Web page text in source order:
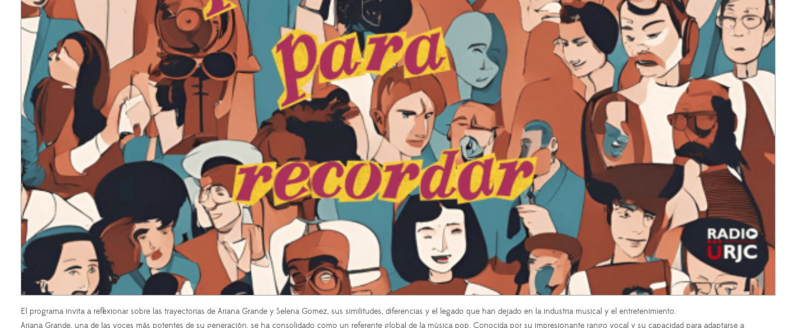
El programa invita a reflexionar sobre las trayectorias de Ariana Grande y Selena Gomez, sus similitudes, diferencias y el legado que han dejado en la industria musical y el entretenimiento.